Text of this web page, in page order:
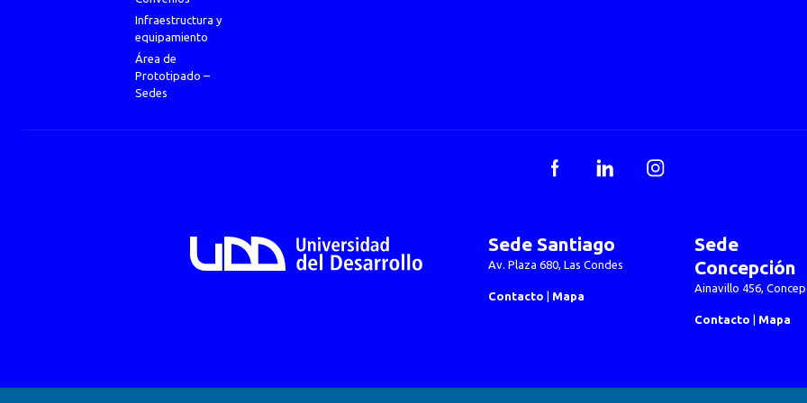
Infraestructura y
equipamiento
Área de
Prototipado –
Sedes
FacebookLinkedInInstagram
Sede Santiago
Av. Plaza 680, Las Condes
Contacto | Mapa
Sede
Concepción
Ainavillo 456,
Contacto | Mapa